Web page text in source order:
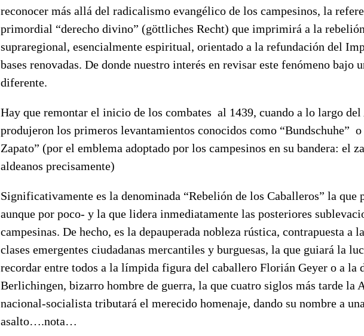
reconocer más allá del radicalismo evangélico de los campesinos, la
primordial “derecho divino” (göttliches Recht) que imprimirá a la
supraregional, esencialmente espiritual, orientado a la refundación del
bases renovadas. De donde nuestro interés en revisar este fenómeno bajo
diferente.
Hay que remontar el inicio de los combates al 1439, cuando a lo largo
produjeron los primeros levantamientos conocidos como “Bundschuhe”
Zapato” (por el emblema adoptado por los campesinos en su bandera: el
aldeanos precisamente)
Significativamente es la denominada “Rebelión de los Caballeros” la que
aunque por poco- y la que lidera inmediatamente las posteriores
campesinas. De hecho, es la depauperada nobleza rústica, contrapuesta a
clases emergentes ciudadanas mercantiles y burguesas, la que guiará la
recordar entre todos a la límpida figura del caballero Florián Geyer o a la
Berlichingen, bizarro hombre de guerra, la que cuatro siglos más tarde la
nacional-socialista tributará el merecido homenaje, dando su nombre a
asalto….nota…